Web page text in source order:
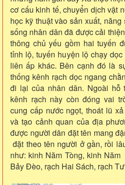
cơ cấu kinh tế, chuyển dịch vật
học kỹ thuật vào sản xuất,
sống nhân dân đã được cải
thông chủ yếu gồm hai tuyến
tỉnh lộ, tuyến huyện lộ chạy
liên ấp khác. Bên cạnh đó là
thống kênh rạch dọc ngang
đi lại của nhân dân. Ngoài hỗ
kênh rạch này còn đóng vai
cung cấp nước ngọt, thoát lũ
và tạo cảnh quan của địa
được người dân đặt tên mang
đặt theo tên người ở gần, rồi
như: kinh Năm Tòng, kinh
Bảy Đèo, rạch Hai Sách, rạch